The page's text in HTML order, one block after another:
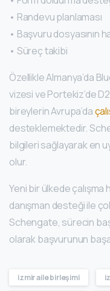
• Randevu planlaması
• Başvuru dosyasının
• Süreç takibi
Özellikle Almanya’da
vizesi ve Portekiz’de
bireylerin Avrupa’da
desteklemektedir.
bilgileri sağlayarak en
olur.
Yeni bir ülkede
danışman desteği ile
Schengate, sürecin
olarak başvurunun
izmir aile birleşimi